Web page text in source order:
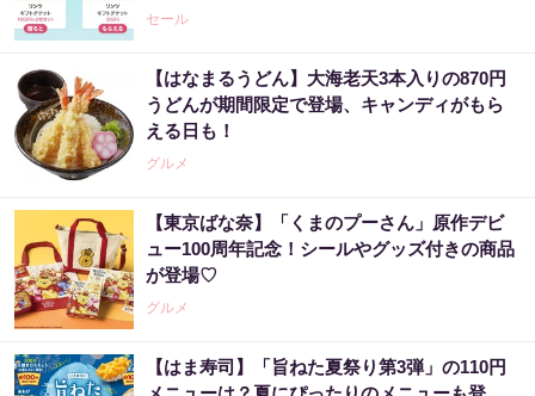
中。
セール
【はなまるうどん】大海老天3本入りの870円
うどんが期間限定で登場、キャンディがもら
える日も！
グルメ
【東京ばな奈】「くまのプーさん」原作デビ
ュー100周年記念！シールやグッズ付きの商品
が登場♡
グルメ
【はま寿司】「旨ねた夏祭り第3弾」の110円